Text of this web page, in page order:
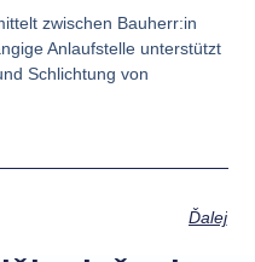
zwischen Bauherr:in
Anlaufstelle unterstützt
Schlichtung von
Ďalej